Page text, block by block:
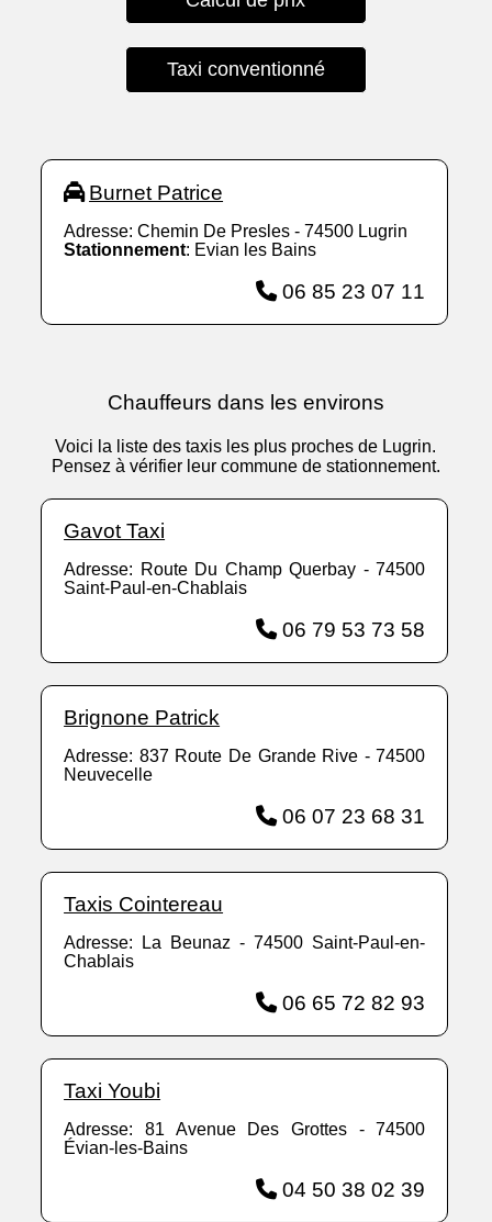
Taxi conventionné
Burnet Patrice
Adresse: Chemin De Presles - 74500 Lugrin
Stationnement: Evian les Bains
06 85 23 07 11
Chauffeurs dans les environs
Voici la liste des taxis les plus proches de Lugrin.
Pensez à vérifier leur commune de stationnement.
Gavot Taxi
Adresse: Route Du Champ Querbay - 74500
Saint-Paul-en-Chablais
06 79 53 73 58
Brignone Patrick
Adresse: 837 Route De Grande Rive - 74500
Neuvecelle
06 07 23 68 31
Taxis Cointereau
Adresse: La Beunaz - 74500 Saint-Paul-en-
Chablais
06 65 72 82 93
Taxi Youbi
Adresse: 81 Avenue Des Grottes - 74500
Évian-les-Bains
04 50 38 02 39